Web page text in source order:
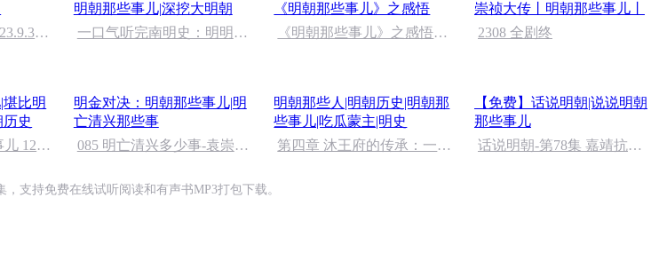
明朝那些事儿|深挖大明朝
一口气听完南明史：明明宗
《明朝那些事儿》之感悟
《明朝那些事儿》之感悟
崇祯大传丨明朝那些事儿丨
2308 全剧终
比明
史
120
明金对决：明朝那些事儿|明
亡清兴那些事
085 明亡清兴多少事-袁崇焕
明朝那些人|明朝历史|明朝那
些事儿|吃瓜蒙主|明史
第四章 沐王府的传承：一代
【免费】话说明朝|说说明朝
那些事儿
话说明朝-第78集 嘉靖抗倭
支持免费在线试听阅读和有声书MP3打包下载。